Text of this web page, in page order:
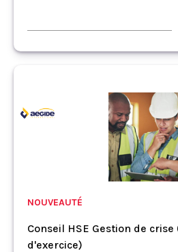
NOUVEAUTÉ
Conseil HSE Gestion de
d'exercice)